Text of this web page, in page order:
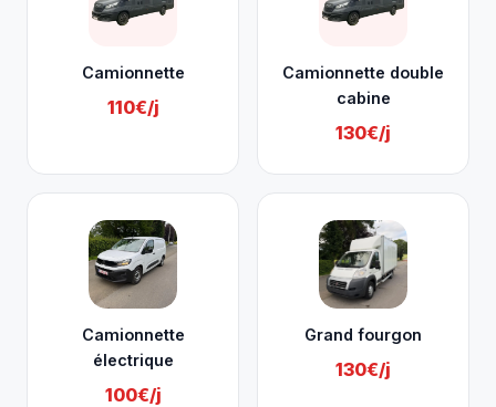
Camionnette
110€/j
Camionnette double
cabine
130€/j
Camionnette
électrique
100€/j
Grand fourgon
130€/j